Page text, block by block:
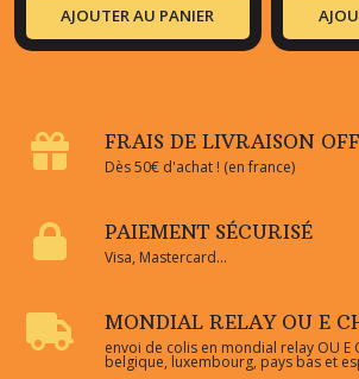
AJOUTER AU PANIER
FRAIS DE LIVRAISON
Dès 50€ d'achat ! (en france)
PAIEMENT SÉCURISÉ
Visa, Mastercard...
MONDIAL RELAY OU E
envoi de colis en mondial relay OU
belgique, luxembourg, pays bas et